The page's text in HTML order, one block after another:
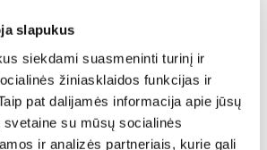
slapukus
siekdami suasmeninti turinį ir
žiniasklaidos funkcijas ir
pat dalijamės informacija apie jūsų
su mūsų socialinės
ir analizės partneriais, kurie gali
Padarykite negilią išilginę įpjovą
išimkite tamsią veną ir skalaukite
valyti ir prižiūrėti rūdims